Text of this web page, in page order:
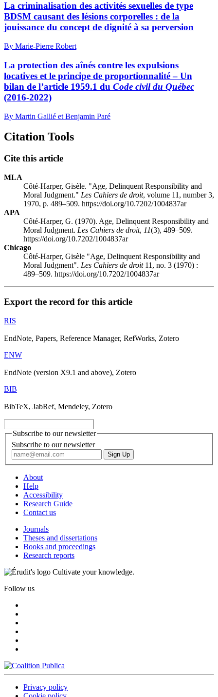
La criminalisation des activités sexuelles de type
BDSM causant des lésions corporelles : de la
jouissance du concept de dignité à sa perversion
By Marie-Pierre Robert
La protection des aînés contre les expulsions
locatives et le principe de proportionnalité – Un
bilan de l’article 1959.1 du Code civil du Québec
(2016-2022)
By Martin Gallié et Benjamin Paré
Citation Tools
Cite this article
MLA
Côté-Harper, Gisèle. "Age, Delinquent Responsibility and
Moral Judgment." Les Cahiers de droit, volume 11, number 3,
1970, p. 489–509. https://doi.org/10.7202/1004837ar
APA
Côté-Harper, G. (1970). Age, Delinquent Responsibility and
Moral Judgment. Les Cahiers de droit, 11(3), 489–509.
https://doi.org/10.7202/1004837ar
Chicago
Côté-Harper, Gisèle "Age, Delinquent Responsibility and
Moral Judgment". Les Cahiers de droit11, no. 3 (1970) :
489–509. https://doi.org/10.7202/1004837ar
Export the record for this article
RIS
EndNote, Papers, Reference Manager, RefWorks, Zotero
ENW
EndNote (version X9.1 and above), Zotero
BIB
BibTeX, JabRef, Mendeley, Zotero
Subscribe to our newsletter
Subscribe to our newsletter
About
Help
Accessibility
Research Guide
Contact us
Journals
Theses and dissertations
Books and proceedings
Research reports
Cultivate your knowledge.
Follow us
Privacy policy